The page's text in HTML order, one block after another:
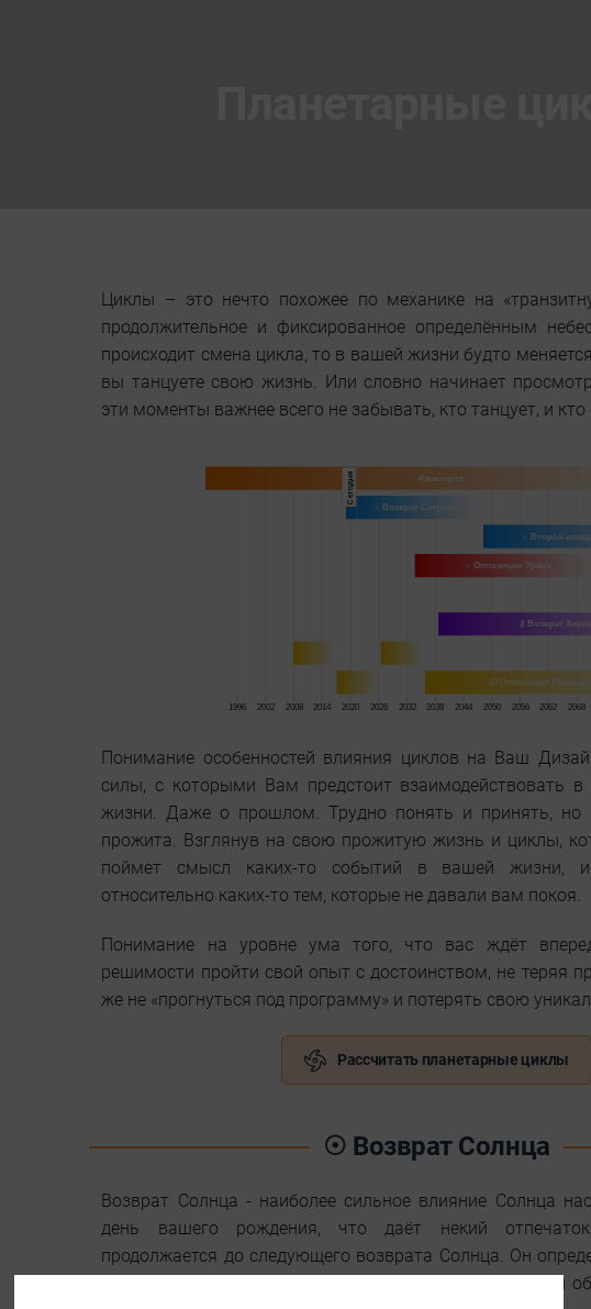
Циклы – это нечто похожее по механике на
продолжительное и фиксированное определённым
происходит смена цикла, то в вашей жизни будто
вы танцуете свою жизнь. Или словно начинает
эти моменты важнее всего не забывать, кто танцует, и
Понимание особенностей влияния циклов на Ваш
силы, с которыми Вам предстоит взаимодействовать
жизни. Даже о прошлом. Трудно понять и принять,
прожита. Взглянув на свою прожитую жизнь и циклы,
поймет смысл каких-то событий в вашей жизни, и
относительно каких-то тем, которые не давали вам покоя.
Понимание на уровне ума того, что вас ждёт
решимости пройти свой опыт с достоинством, не теряя
же не «прогнуться под программу» и потерять свою
Рассчитать планетарные циклы
☉ Возврат Солнца
Возврат Солнца - наиболее сильное влияние Солнца
день вашего рождения, что даёт некий
продолжается до следующего возврата Солнца. Он
зажигающие нас и вдохновляющие на творчество или